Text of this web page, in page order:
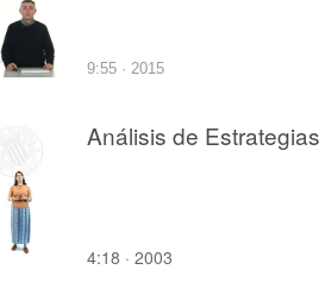
9:55 · 2015
Análisis de Estrategias
4:18 · 2003